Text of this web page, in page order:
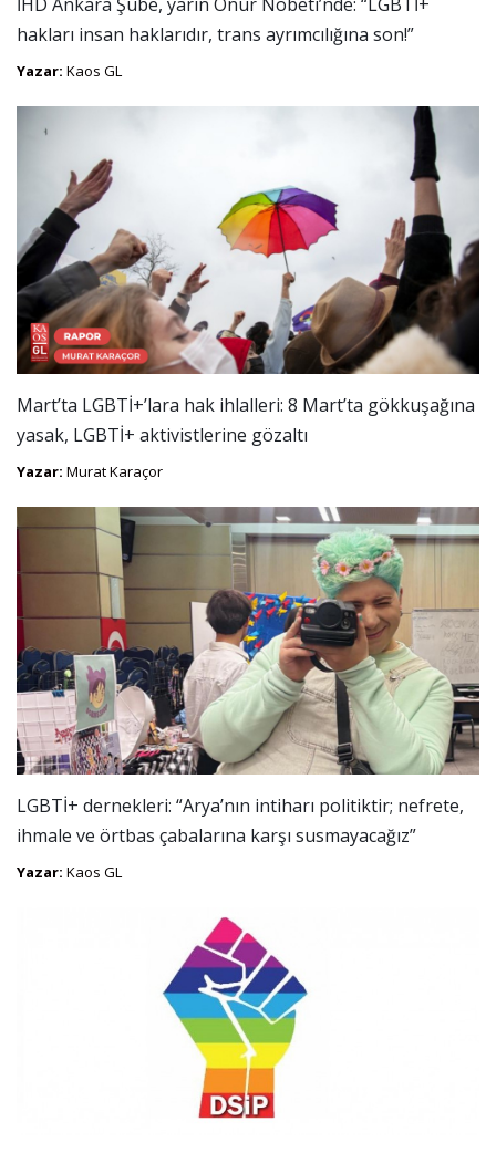
hakları insan haklarıdır, trans ayrımcılığına son!”
Yazar: Kaos GL
Mart’ta LGBTİ+’lara hak ihlalleri: 8 Mart’ta gökkuşağına
yasak, LGBTİ+ aktivistlerine gözaltı
Yazar: Murat Karaçor
LGBTİ+ dernekleri: “Arya’nın intiharı politiktir; nefrete,
ihmale ve örtbas çabalarına karşı susmayacağız”
Yazar: Kaos GL